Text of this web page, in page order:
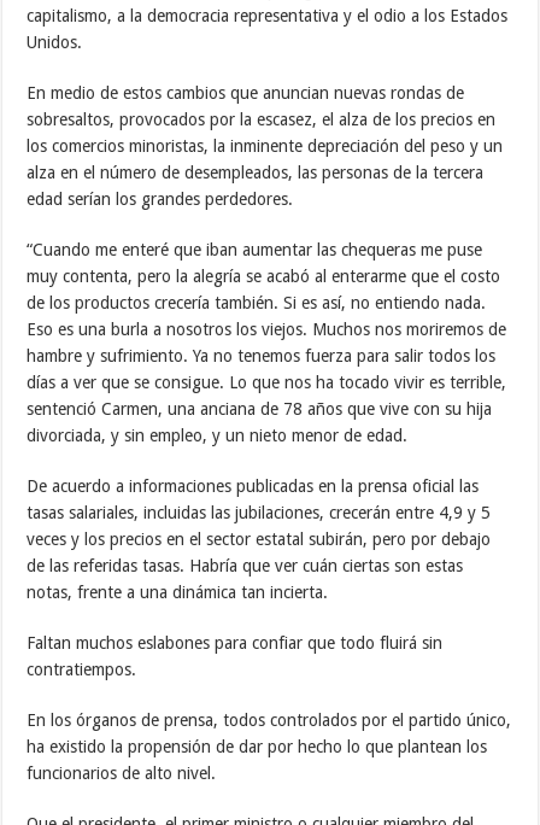
capitalismo, a la democracia representativa y el odio a los Estados
Unidos.
En medio de estos cambios que anuncian nuevas rondas de
sobresaltos, provocados por la escasez, el alza de los precios en
los comercios minoristas, la inminente depreciación del peso y un
alza en el número de desempleados, las personas de la tercera
edad serían los grandes perdedores.
“Cuando me enteré que iban aumentar las chequeras me puse
muy contenta, pero la alegría se acabó al enterarme que el costo
de los productos crecería también. Si es así, no entiendo nada.
Eso es una burla a nosotros los viejos. Muchos nos moriremos de
hambre y sufrimiento. Ya no tenemos fuerza para salir todos los
días a ver que se consigue. Lo que nos ha tocado vivir es terrible,
sentenció Carmen, una anciana de 78 años que vive con su hija
divorciada, y sin empleo, y un nieto menor de edad.
De acuerdo a informaciones publicadas en la prensa oficial las
tasas salariales, incluidas las jubilaciones, crecerán entre 4,9 y 5
veces y los precios en el sector estatal subirán, pero por debajo
de las referidas tasas. Habría que ver cuán ciertas son estas
notas, frente a una dinámica tan incierta.
Faltan muchos eslabones para confiar que todo fluirá sin
contratiempos.
En los órganos de prensa, todos controlados por el partido único,
ha existido la propensión de dar por hecho lo que plantean los
funcionarios de alto nivel.